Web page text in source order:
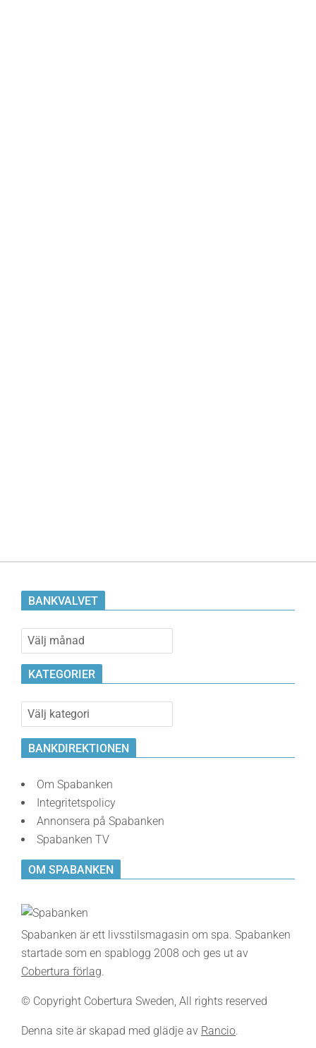
BANKVALVET
Bankvalvet
KATEGORIER
Kategorier
BANKDIREKTIONEN
Om Spabanken
Integritetspolicy
Annonsera på Spabanken
Spabanken TV
OM SPABANKEN
Spabanken är ett livsstilsmagasin om spa. Spabanken
startade som en spablogg 2008 och ges ut av
Cobertura förlag.
© Copyright Cobertura Sweden, All rights reserved
Denna site är skapad med glädje av Rancio.